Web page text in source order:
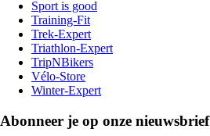
Sport is good
Training-Fit
Trek-Expert
Triathlon-Expert
TripNBikers
Vélo-Store
Winter-Expert
Abonneer je op onze nieuwsbrief